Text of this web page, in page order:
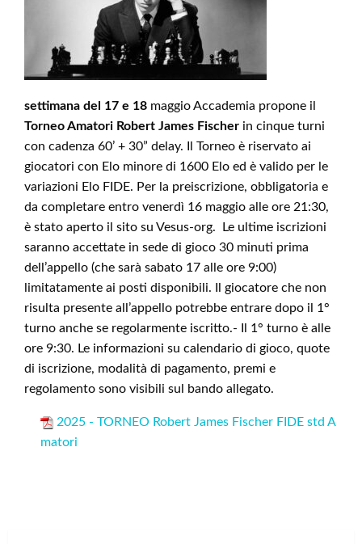
settimana del 17 e 18 maggio Accademia propone il
Torneo Amatori Robert James Fischer in cinque turni
con cadenza 60’ + 30” delay. Il Torneo è riservato ai
giocatori con Elo minore di 1600 Elo ed è valido per le
variazioni Elo FIDE. Per la preiscrizione, obbligatoria e
da completare entro venerdì 16 maggio alle ore 21:30,
è stato aperto il sito su Vesus-org. Le ultime iscrizioni
saranno accettate in sede di gioco 30 minuti prima
dell’appello (che sarà sabato 17 alle ore 9:00)
limitatamente ai posti disponibili. Il giocatore che non
risulta presente all’appello potrebbe entrare dopo il 1°
turno anche se regolarmente iscritto.- Il 1° turno è alle
ore 9:30. Le informazioni su calendario di gioco, quote
di iscrizione, modalità di pagamento, premi e
regolamento sono visibili sul bando allegato.
2025 - TORNEO Robert James Fischer FIDE std A
matori